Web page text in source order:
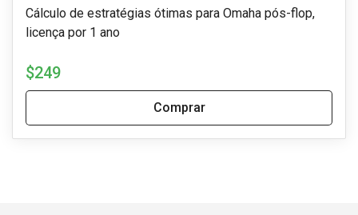
Cálculo de estratégias ótimas para Omaha pós-flop,
licença por 1 ano
$249
Comprar